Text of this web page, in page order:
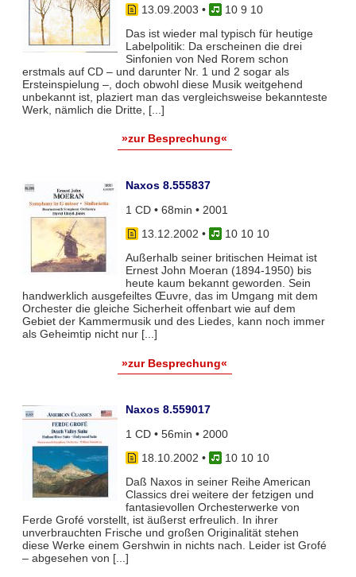
13.09.2003 •
10 9 10
Das ist wieder mal typisch für heutige
Labelpolitik: Da erscheinen die drei
Sinfonien von Ned Rorem schon
erstmals auf CD – und darunter Nr. 1 und 2 sogar als
Ersteinspielung –, doch obwohl diese Musik weitgehend
unbekannt ist, plaziert man das vergleichsweise bekannteste
Werk, nämlich die Dritte, [...]
»zur Besprechung«
Naxos 8.555837
1 CD • 68min • 2001
13.12.2002 •
10 10 10
Außerhalb seiner britischen Heimat ist
Ernest John Moeran (1894-1950) bis
heute kaum bekannt geworden. Sein
handwerklich ausgefeiltes Œuvre, das im Umgang mit dem
Orchester die gleiche Sicherheit offenbart wie auf dem
Gebiet der Kammermusik und des Liedes, kann noch immer
als Geheimtip nicht nur [...]
»zur Besprechung«
Naxos 8.559017
1 CD • 56min • 2000
18.10.2002 •
10 10 10
Daß Naxos in seiner Reihe American
Classics drei weitere der fetzigen und
fantasievollen Orchesterwerke von
Ferde Grofé vorstellt, ist äußerst erfreulich. In ihrer
unverbrauchten Frische und großen Originalität stehen
diese Werke einem Gershwin in nichts nach. Leider ist Grofé
– abgesehen von [...]